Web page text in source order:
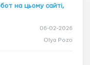
на цьому сайті,
06-02-2026
Olya Pozo